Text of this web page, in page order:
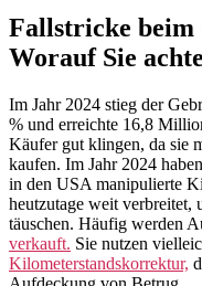
Fallstricke beim
Worauf Sie
Im Jahr 2024 stieg der
% und erreichte 16,8
Käufer gut klingen, da sie
kaufen. Im Jahr 2024
in den USA manipulierte
heutzutage weit verbreitet,
täuschen. Häufig werden
verkauft. Sie nutzen
Kilometerstandskorrektur,